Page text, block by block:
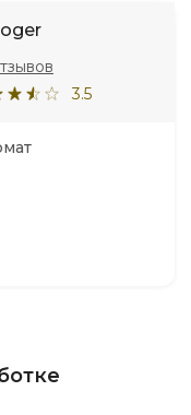
3.5